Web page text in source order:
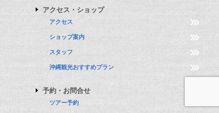
アクセス・ショップ
アクセス
ショップ案内
スタッフ
沖縄観光おすすめプラン
予約・お問合せ
ツアー予約